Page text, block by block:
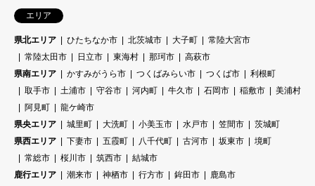
エリア
県北エリア ひたちなか市 北茨城市 大子町
常陸大宮市
常陸太田市
日立市 東海村 那珂市
高萩市
県南エリア
かすみがうら市 つくばみらい市 つくば市
利根町
取手市
土浦市 守谷市 河内町 牛久市 石岡市 稲敷市
美浦村
阿見町
龍ケ崎市
県央エリア
城里町 大洗町 小美玉市 水戸市 笠間市
茨城町
県西エリア
下妻市 五霞町 八千代町 古河市 坂東市
境町
常総市
桜川市 筑西市
結城市
鹿行エリア
潮来市 神栖市 行方市 鉾田市 鹿島市